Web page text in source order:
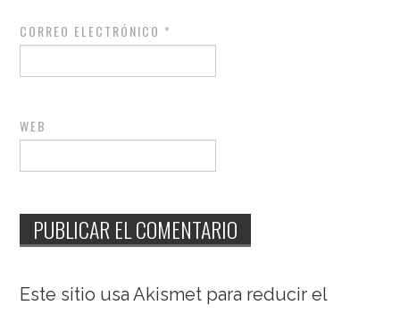
CORREO ELECTRÓNICO *
WEB
Este sitio usa Akismet para reducir el